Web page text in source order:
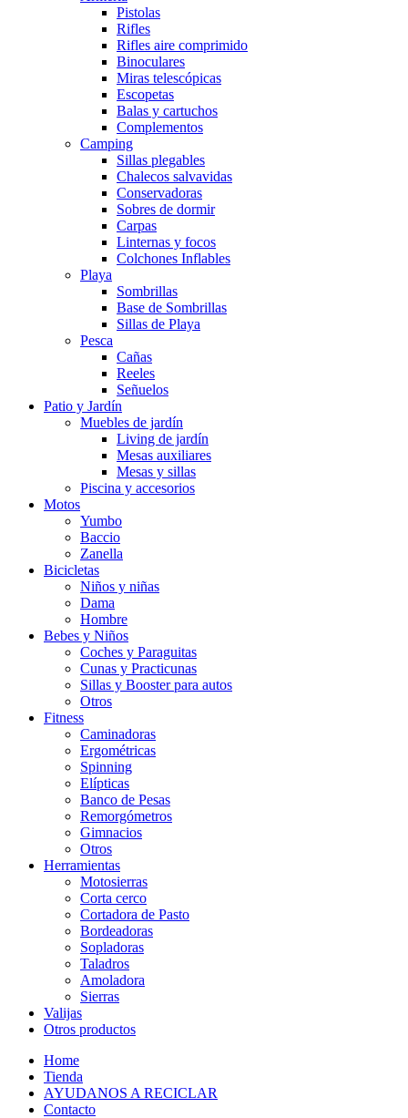
Pistolas
Rifles
Rifles aire comprimido
Binoculares
Miras telescópicas
Escopetas
Balas y cartuchos
Complementos
Camping
Sillas plegables
Chalecos salvavidas
Conservadoras
Sobres de dormir
Carpas
Linternas y focos
Colchones Inflables
Playa
Sombrillas
Base de Sombrillas
Sillas de Playa
Pesca
Cañas
Reeles
Señuelos
Patio y Jardín
Muebles de jardín
Living de jardín
Mesas auxiliares
Mesas y sillas
Piscina y accesorios
Motos
Yumbo
Baccio
Zanella
Bicicletas
Niños y niñas
Dama
Hombre
Bebes y Niños
Coches y Paraguitas
Cunas y Practicunas
Sillas y Booster para autos
Otros
Fitness
Caminadoras
Ergométricas
Spinning
Elípticas
Banco de Pesas
Remorgómetros
Gimnacios
Otros
Herramientas
Motosierras
Corta cerco
Cortadora de Pasto
Bordeadoras
Sopladoras
Taladros
Amoladora
Sierras
Valijas
Otros productos
Home
Tienda
AYUDANOS A RECICLAR
Contacto